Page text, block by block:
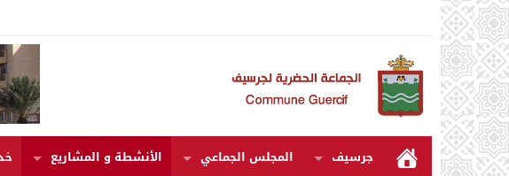
جرسيف المجلس الجماعي الأنشطة و المشاريع